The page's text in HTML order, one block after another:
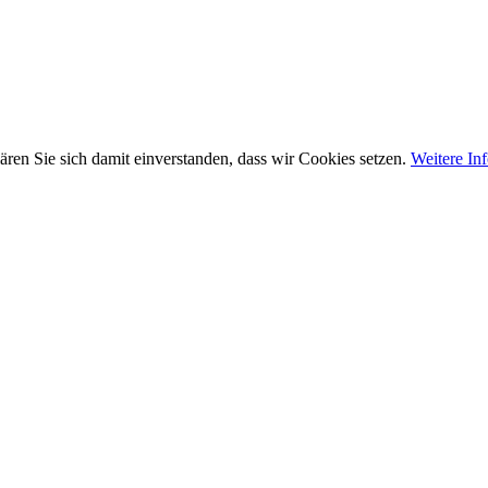
Sie sich damit einverstanden, dass wir Cookies setzen. Weitere